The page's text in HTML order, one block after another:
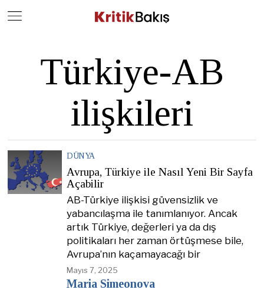
Türkiye-AB
ilişkileri
DÜNYA
Avrupa, Türkiye ile Nasıl Yeni Bir Sayfa
Açabilir
AB-Türkiye ilişkisi güvensizlik ve
yabancılaşma ile tanımlanıyor. Ancak
artık Türkiye, değerleri ya da dış
politikaları her zaman örtüşmese bile,
Avrupa’nın kaçamayacağı bir
Mayıs 7, 2025
Maria Simeonova